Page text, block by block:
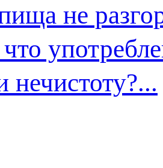
не
нечистоту?...